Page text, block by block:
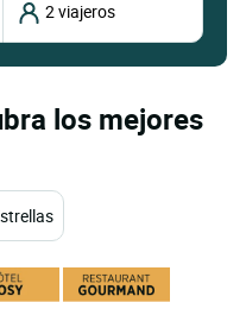
los mejores